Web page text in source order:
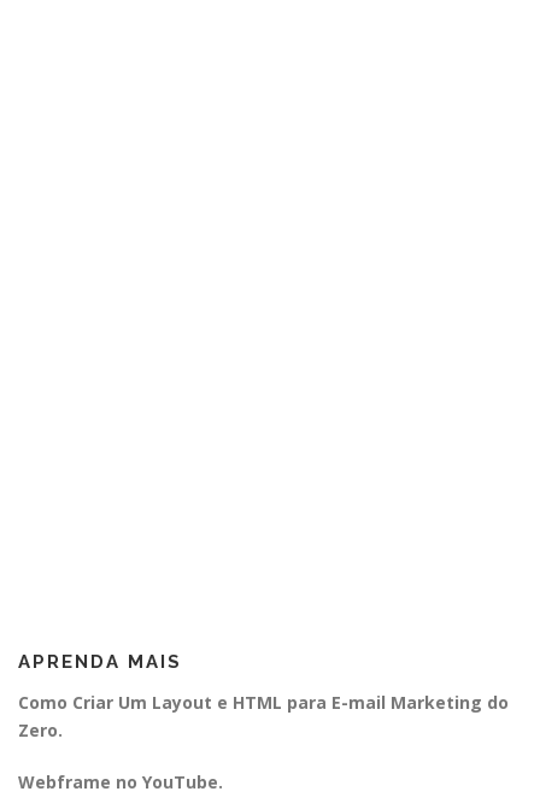
APRENDA MAIS
Como Criar Um Layout e HTML para E-mail Marketing do
Zero.
Webframe no YouTube.